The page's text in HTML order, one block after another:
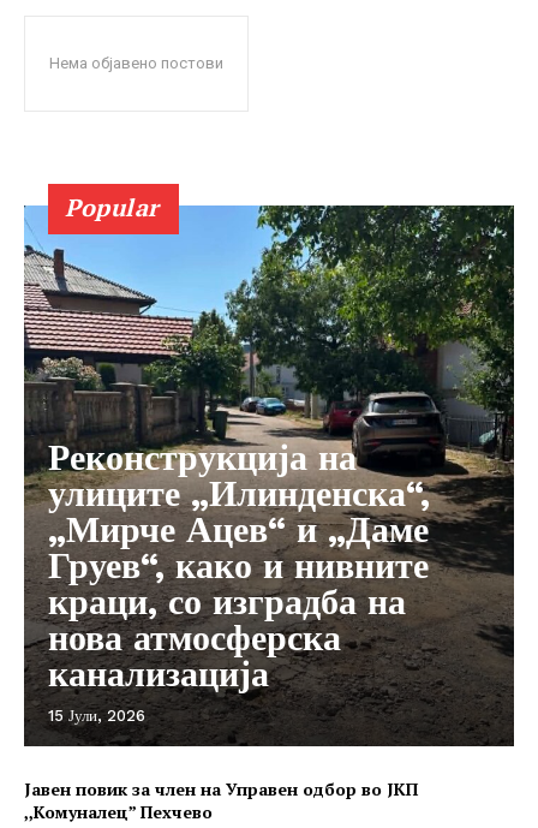
Нема објавено постови
Popular
Реконструкција на
улиците „Илинденска“,
„Мирче Ацев“ и „Даме
Груев“, како и нивните
краци, со изградба на
нова атмосферска
канализација
15 Јули, 2026
Јавен повик за член на Управен одбор во ЈКП
,,Комуналец” Пехчево